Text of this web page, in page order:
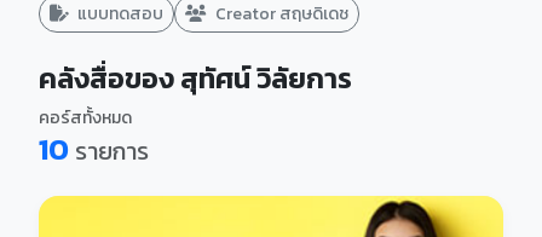
แบบทดสอบ
Creator สฤษดิเดช
คลังสื่อของ สุทัศน์ วิลัยการ
คอร์สทั้งหมด
10 รายการ